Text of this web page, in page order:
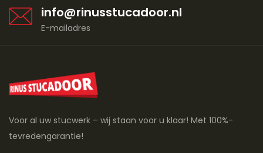
info@rinusstucadoor.nl
E-mailadres
Voor al uw stucwerk – wij staan voor u klaar! Met 100%-
tevredengarantie!